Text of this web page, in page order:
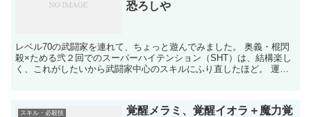
恐ろしや
レベル70の武闘家を連れて、ちょっと遊んでみました。 奥義・棍閃
殺×ためる弐２回でのスーパーハイテンション（SHT）は、結構楽し
く、これがしたいから武闘家中心のスキルにふり直したほど。 運良
スキル・必殺技
覚醒メラミ、覚醒イオラ＋魔力覚